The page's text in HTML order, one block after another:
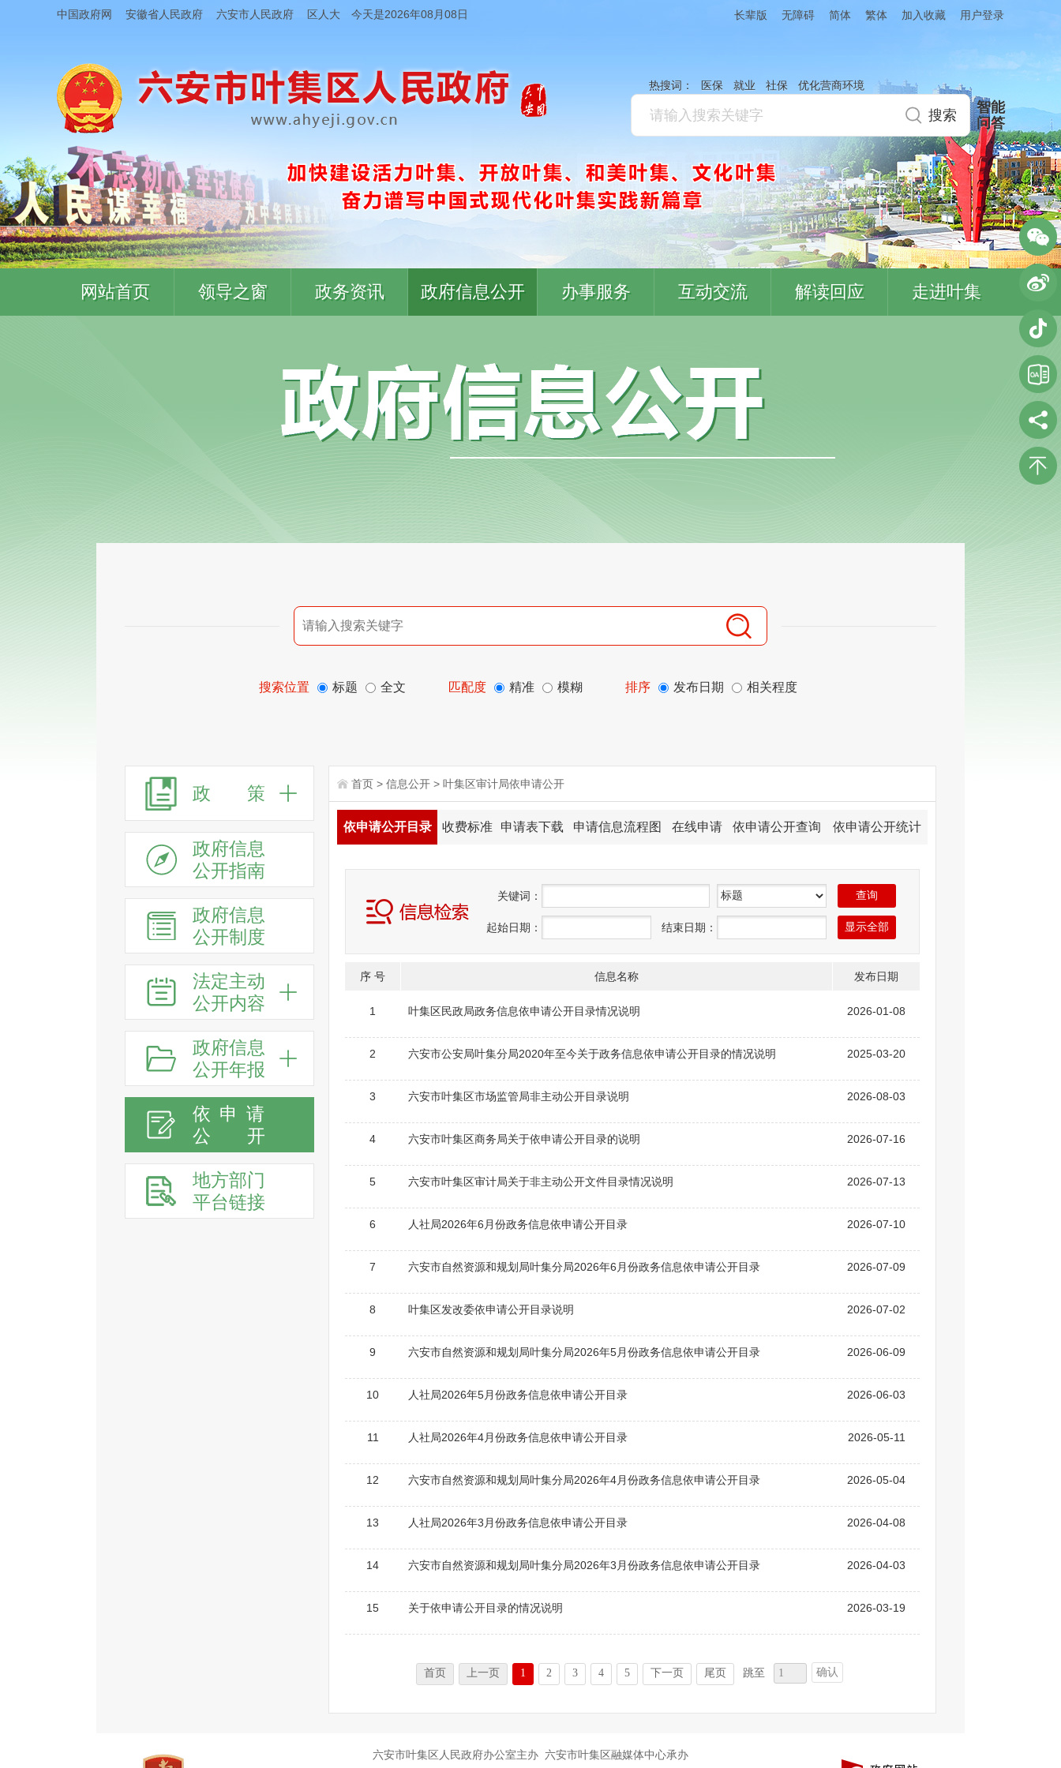
中国政府网 安徽省人民政府 六安市人民政府 区人大 今天是2026年08月08日 长辈版 无障碍 简体 繁体 加入收藏 用户登录
热搜词： 医保 就业 社保 优化营商环境
智能
问答
网站首页 领导之窗 政务资讯 政府信息公开 办事服务 互动交流 解读回应 走进叶集
搜索位置 标题 全文 匹配度 精准 模糊 排序 发布日期 相关程度
政 策
政府信息
公开指南
政府信息
公开制度
法定主动
公开内容
政府信息
公开年报
依申请
公
开
地方部门
平台链接
首页 > 信息公开 > 叶集区审计局依申请公开
依申请公开目录 收费标准 申请表下载 申请信息流程图 在线申请 依申请公开查询 依申请公开统计
关键词：
起始日期： 结束日期：
发布日期
序 号 信息名称
2026-01-08
1 叶集区民政局政务信息依申请公开目录情况说明
2025-03-20
2 六安市公安局叶集分局2020年至今关于政务信息依申请公开目录的情况说明
2026-08-03
3 六安市叶集区市场监管局非主动公开目录说明
2026-07-16
4 六安市叶集区商务局关于依申请公开目录的说明
2026-07-13
5 六安市叶集区审计局关于非主动公开文件目录情况说明
2026-07-10
6 人社局2026年6月份政务信息依申请公开目录
2026-07-09
7 六安市自然资源和规划局叶集分局2026年6月份政务信息依申请公开目录
2026-07-02
8 叶集区发改委依申请公开目录说明
2026-06-09
9 六安市自然资源和规划局叶集分局2026年5月份政务信息依申请公开目录
2026-06-03
10 人社局2026年5月份政务信息依申请公开目录
2026-05-11
11 人社局2026年4月份政务信息依申请公开目录
2026-05-04
12 六安市自然资源和规划局叶集分局2026年4月份政务信息依申请公开目录
2026-04-08
13 人社局2026年3月份政务信息依申请公开目录
2026-04-03
14 六安市自然资源和规划局叶集分局2026年3月份政务信息依申请公开目录
2026-03-19
15 关于依申请公开目录的情况说明
首页 上一页 1 2 3 4 5 下一页 尾页 跳至 确认
六安市叶集区人民政府办公室主办 六安市叶集区融媒体中心承办